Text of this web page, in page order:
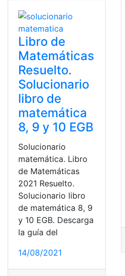
Libro de
Matemáticas
Resuelto.
Solucionario
libro de
matemática
8, 9 y 10 EGB
Solucionario
matemática. Libro
de Matemáticas
2021 Resuelto.
Solucionario libro
de matemática 8, 9
y 10 EGB. Descarga
la guía del
14/08/2021